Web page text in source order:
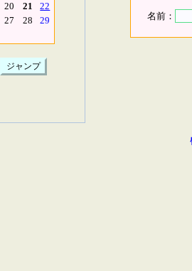
20 21
22
27 28
29
名前：